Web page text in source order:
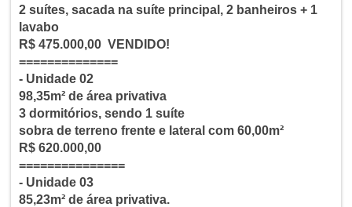
2 suítes, sacada na suíte principal, 2 banheiros + 1
lavabo
R$ 475.000,00 VENDIDO!
==============
- Unidade 02
98,35m² de área privativa
3 dormitórios, sendo 1 suíte
sobra de terreno frente e lateral com 60,00m²
R$ 620.000,00
===============
- Unidade 03
85,23m² de área privativa.